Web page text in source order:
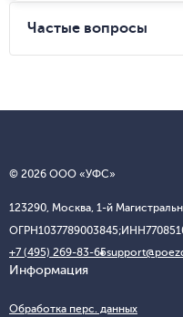
Частые вопросы
© 2026 ООО «УФС»
123290, Москва, 1-й
ОГРН1037789003845;ИНН
+7 (495) 269-83-65
Информация
Обработка перс. данных